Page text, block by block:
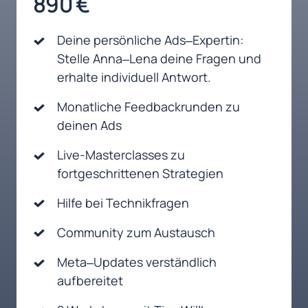
Deine persönliche Ads‒
Stelle Anna‒Lena deine Fragen
erhalte individuell Antwort.
Monatliche Feedbackrunden
deinen Ads
Live-Masterclasses zu
fortgeschrittenen Strategien
Hilfe bei Technikfragen
Community zum Austausch
Meta‒Updates
aufbereitet